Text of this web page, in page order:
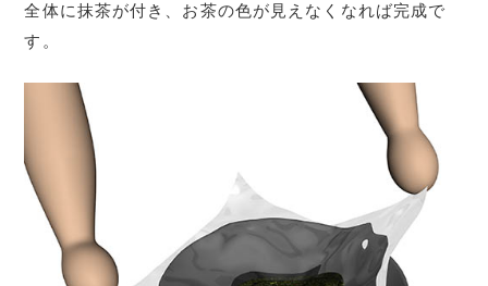
全体に抹茶が付き、お茶の色が見えなくなれば完成で
す。